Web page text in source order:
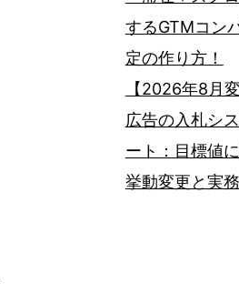
するGTMコン
定の作り方！
【2026年8月
広告の入札シ
ート：目標値
挙動変更と実